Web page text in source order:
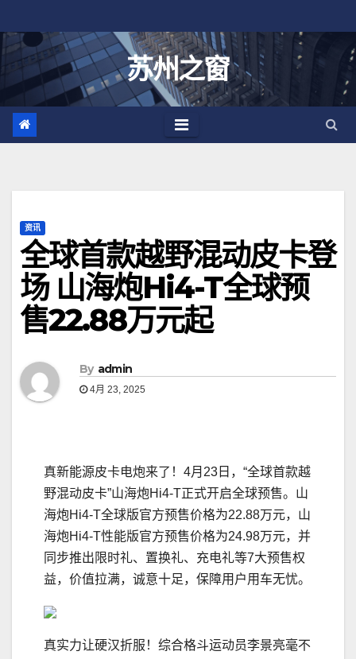
至
苏州之窗
资讯
全球首款越野混动皮卡登
场 山海炮Hi4-T全球预
售22.88万元起
By admin
4月 23, 2025
真新能源皮卡电炮来了！4月23日，“全球首款越
野混动皮卡”山海炮Hi4-T正式开启全球预售。山
海炮Hi4-T全球版官方预售价格为22.88万元，山
海炮Hi4-T性能版官方预售价格为24.98万元，并
同步推出限时礼、置换礼、充电礼等7大预售权
益，价值拉满，诚意十足，保障用户用车无忧。
真实力让硬汉折服！综合格斗运动员李景亮毫不